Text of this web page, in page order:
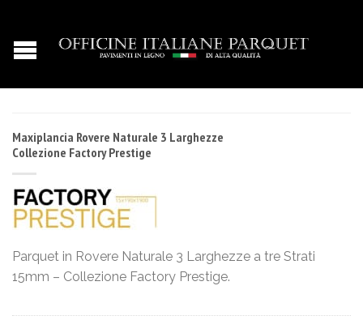
Maxiplancia Rovere Naturale 3 Larghezze
Collezione Factory Prestige
Parquet in Rovere Naturale 3 Larghezze a tre Strati
15mm – Collezione Factory Prestige.